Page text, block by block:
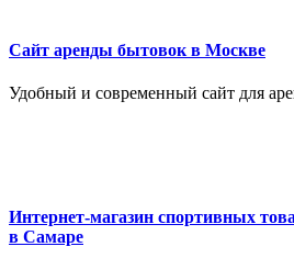
Сайт аренды бытовок в Москве
Удобный и современный сайт для
Интернет-магазин спортивных
в Самаре